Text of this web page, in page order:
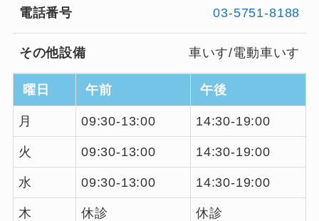
電話番号 03-5751-8188
その他設備 車いす/電動車いす
曜日 午前 午後
月 09:30-13:00 14:30-19:00
火 09:30-13:00 14:30-19:00
水 09:30-13:00 14:30-19:00
木 休診 休診